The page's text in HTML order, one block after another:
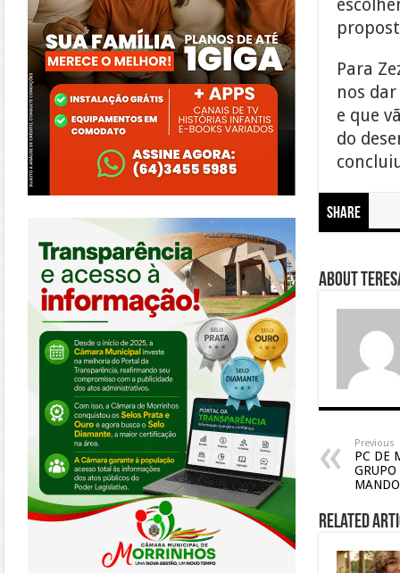
Para
nos
e que
do
Share
About
Previous
PC DE
Related
https://morrinhos.go.leg.br/